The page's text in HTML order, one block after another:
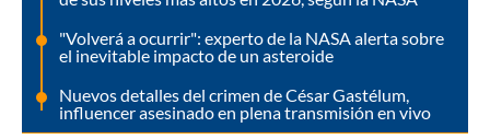
"Volverá a ocurrir": experto de la NASA alerta sobre
el inevitable impacto de un asteroide
Nuevos detalles del crimen de César Gastélum,
influencer asesinado en plena transmisión en vivo